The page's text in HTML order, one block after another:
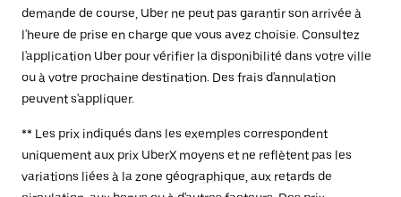
demande de course, Uber ne peut pas garantir son arrivée à
l'heure de prise en charge que vous avez choisie. Consultez
l'application Uber pour vérifier la disponibilité dans votre ville
ou à votre prochaine destination. Des frais d'annulation
peuvent s'appliquer.
** Les prix indiqués dans les exemples correspondent
uniquement aux prix UberX moyens et ne reflètent pas les
variations liées à la zone géographique, aux retards de